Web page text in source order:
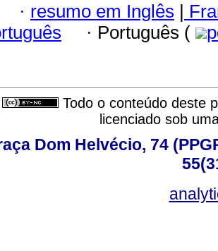
· resumo em Inglês |
· Português (
Todo o conteúdo deste
licenciado sob
Dom Helvécio, 74